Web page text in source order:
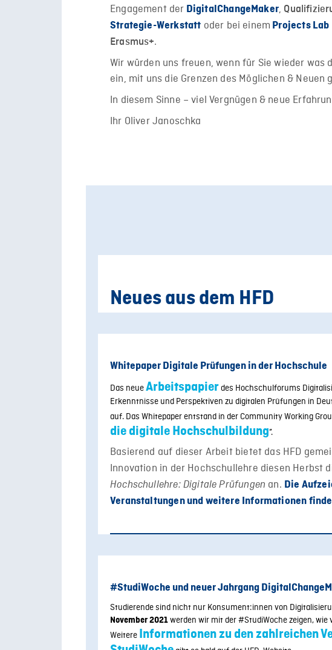
Engagement der DigitalChangeMaker,
Strategie-Werkstatt oder bei einem Projects Lab
Erasmus+.
Wir würden uns freuen, wenn für Sie wieder was
ein, mit uns die Grenzen des Möglichen & Neuen
In diesem Sinne – viel Vergnügen & neue
Ihr Oliver Janoschka
Neues aus dem HFD
Whitepaper Digitale Prüfungen in der Hochschule
Das neueArbeitspapierdes Hochschulforums
Erkenntnisse und Perspektiven zu digitalen Prüfungen in
auf. Das Whitepaper entstand in der Community Working
die digitale Hochschulbildung”.
Basierend auf dieser Arbeit bietet das HFD
Innovation in der Hochschullehre diesen Herbst
Hochschullehre: Digitale Prüfungen an. Die
Veranstaltungen und weitere Informationen
#StudiWoche und neuer Jahrgang
Studierende sind nicht nur Konsument:innen von
November 2021 werden wir mit der #StudiWoche zeigen,
Weitere Informationen zu den zahlreichen